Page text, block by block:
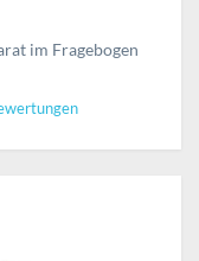
im Fragebogen